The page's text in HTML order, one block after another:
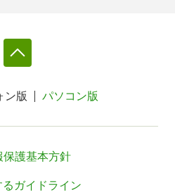
ン版 パソコン版
保護基本方針
ガイドライン